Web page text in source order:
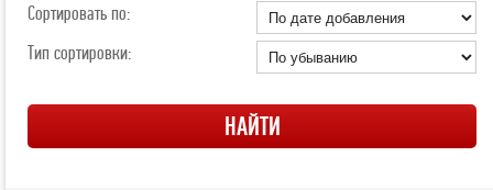
Сортировать по:
Тип сортировки: